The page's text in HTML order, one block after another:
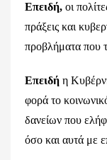
Επειδή, οι
πράξεις και
προβλήματα που
Επειδή η
φορά το
δανείων που
όσο και αυτά με